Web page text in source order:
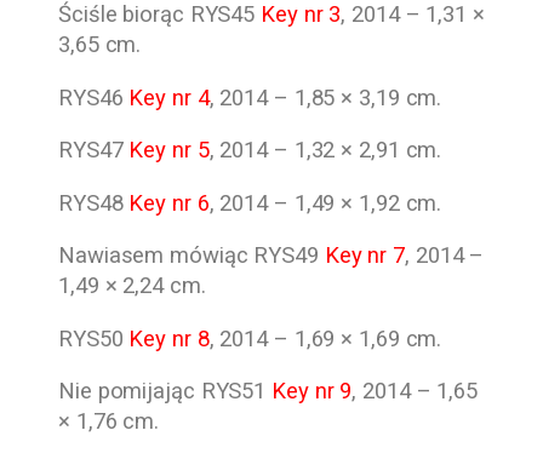
Ściśle biorąc RYS45 Key nr 3, 2014 – 1,31 ×
3,65 cm.
RYS46 Key nr 4, 2014 – 1,85 × 3,19 cm.
RYS47 Key nr 5, 2014 – 1,32 × 2,91 cm.
RYS48 Key nr 6, 2014 – 1,49 × 1,92 cm.
Nawiasem mówiąc RYS49 Key nr 7, 2014 –
1,49 × 2,24 cm.
RYS50 Key nr 8, 2014 – 1,69 × 1,69 cm.
Nie pomijając RYS51 Key nr 9, 2014 – 1,65
× 1,76 cm.